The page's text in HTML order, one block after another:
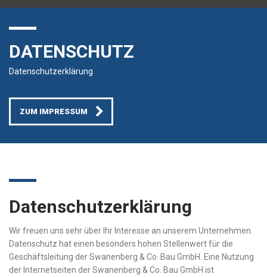
DATENSCHUTZ
Datenschutzerklärung
ZUM IMPRESSUM
Datenschutzerklärung
Wir freuen uns sehr über Ihr Interesse an unserem Unternehmen.
Datenschutz hat einen besonders hohen Stellenwert für die
Geschäftsleitung der Swanenberg & Co. Bau GmbH. Eine Nutzung
der Internetseiten der Swanenberg & Co. Bau GmbH ist